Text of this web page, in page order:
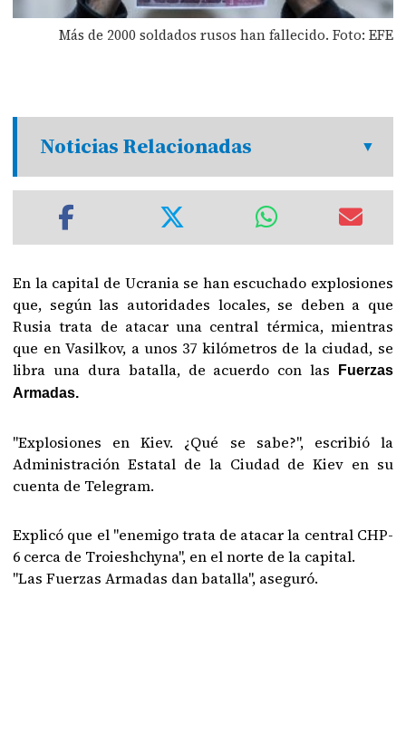
Más de 2000 soldados rusos han fallecido. Foto: EFE
Noticias Relacionadas
En la capital de Ucrania se han escuchado explosiones
que, según las autoridades locales, se deben a que
Rusia trata de atacar una central térmica, mientras
que en Vasilkov, a unos 37 kilómetros de la ciudad, se
libra una dura batalla, de acuerdo con las Fuerzas
Armadas.
"Explosiones en Kiev. ¿Qué se sabe?", escribió la
Administración Estatal de la Ciudad de Kiev en su
cuenta de Telegram.
Explicó que el "enemigo trata de atacar la central CHP-
6 cerca de Troieshchyna", en el norte de la capital.
"Las Fuerzas Armadas dan batalla", aseguró.